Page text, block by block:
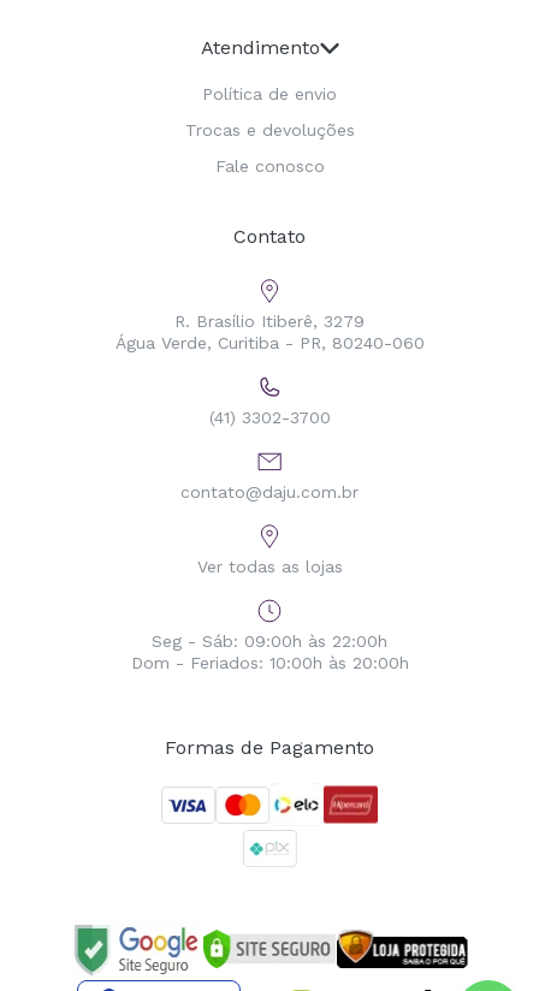
Atendimento
Política de envio
Trocas e devoluções
Fale conosco
Contato
R. Brasílio Itiberê, 3279
Água Verde, Curitiba - PR, 80240-060
(41) 3302-3700
contato@daju.com.br
Ver todas as lojas
Seg - Sáb: 09:00h às 22:00h
Dom - Feriados: 10:00h às 20:00h
Formas de Pagamento